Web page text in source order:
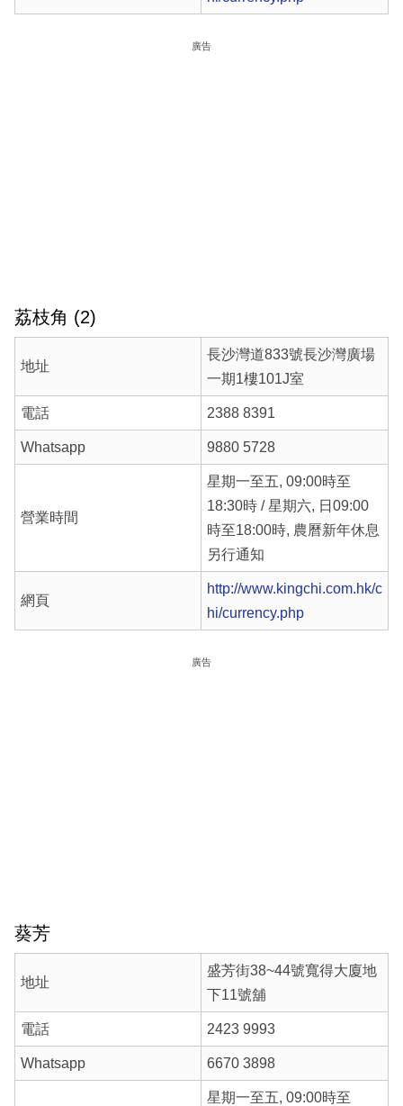
廣告
荔枝角 (2)
地址
長沙灣道833號長沙灣廣場
一期1樓101J室
電話 2388 8391
Whatsapp 9880 5728
營業時間
星期一至五, 09:00時至
18:30時 / 星期六, 日09:00
時至18:00時, 農曆新年休息
另行通知
網頁
http://www.kingchi.com.hk/c
hi/currency.php
廣告
葵芳
地址
盛芳街38~44號寬得大廈地
下11號舖
電話 2423 9993
Whatsapp 6670 3898
星期一至五, 09:00時至